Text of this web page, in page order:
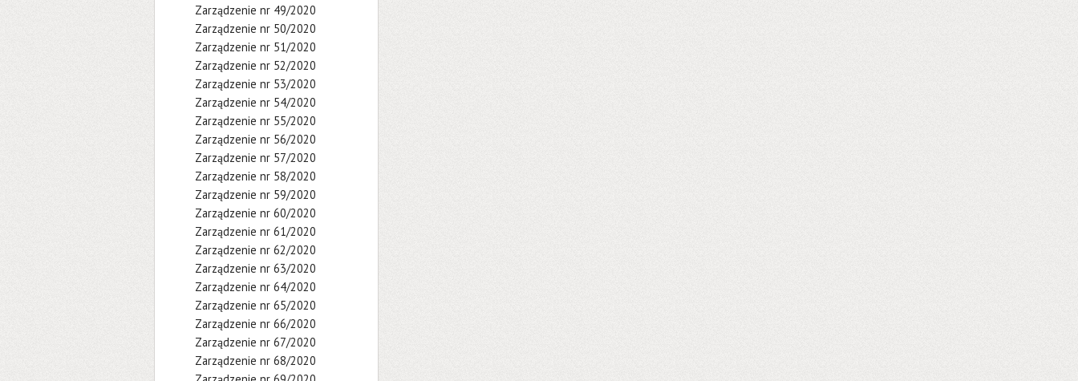
Zarządzenie nr 49/2020
Zarządzenie nr 50/2020
Zarządzenie nr 51/2020
Zarządzenie nr 52/2020
Zarządzenie nr 53/2020
Zarządzenie nr 54/2020
Zarządzenie nr 55/2020
Zarządzenie nr 56/2020
Zarządzenie nr 57/2020
Zarządzenie nr 58/2020
Zarządzenie nr 59/2020
Zarządzenie nr 60/2020
Zarządzenie nr 61/2020
Zarządzenie nr 62/2020
Zarządzenie nr 63/2020
Zarządzenie nr 64/2020
Zarządzenie nr 65/2020
Zarządzenie nr 66/2020
Zarządzenie nr 67/2020
Zarządzenie nr 68/2020